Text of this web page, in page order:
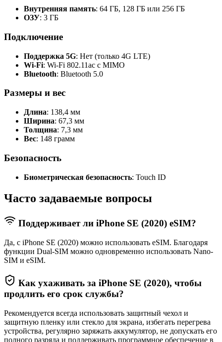
Внутренняя память: 64 ГБ, 128 ГБ или 256 ГБ
ОЗУ: 3 ГБ
Подключение
Поддержка 5G: Нет (только 4G LTE)
Wi-Fi: Wi-Fi 802.11ac с MIMO
Bluetooth: Bluetooth 5.0
Размеры и вес
Длина: 138,4 мм
Ширина: 67,3 мм
Толщина: 7,3 мм
Вес: 148 грамм
Безопасность
Биометрическая безопасность: Touch ID
Часто задаваемые вопросы
Поддерживает ли iPhone SE (2020) eSIM?
Да, с iPhone SE (2020) можно использовать eSIM. Благодаря
функции Dual-SIM можно одновременно использовать Nano-
SIM и eSIM.
Как ухаживать за iPhone SE (2020), чтобы
продлить его срок службы?
Рекомендуется всегда использовать защитный чехол и
защитную пленку или стекло для экрана, избегать перегрева
устройства, регулярно заряжать аккумулятор, не допускать его
полного разряда и поддерживать программное обеспечение в